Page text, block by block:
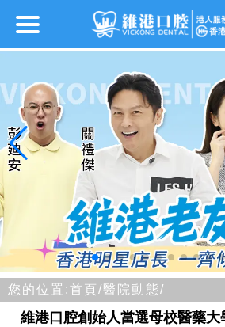
您的位置:首頁/醫院動態/
維港口腔創始人當選母校醫藥